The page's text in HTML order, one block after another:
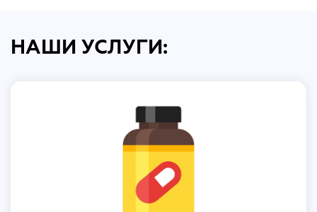
НАШИ УСЛУГИ: